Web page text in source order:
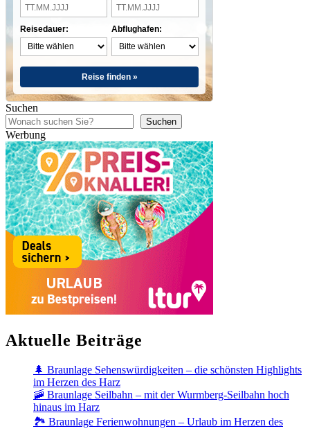
Reisedauer: Abflughafen:
Reise finden »
Suchen
Suchen
Werbung
Aktuelle Beiträge
🌲 Braunlage Sehenswürdigkeiten – die schönsten Highlights
im Herzen des Harz
🚠 Braunlage Seilbahn – mit der Wurmberg-Seilbahn hoch
hinaus im Harz
🏞️ Braunlage Ferienwohnungen – Urlaub im Herzen des